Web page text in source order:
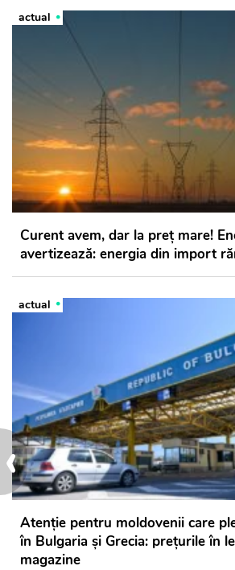
‹
actual
Curent avem, dar la preț mare!
avertizează: energia din import
actual
Atenție pentru moldovenii care
în Bulgaria și Grecia: prețurile în
magazine